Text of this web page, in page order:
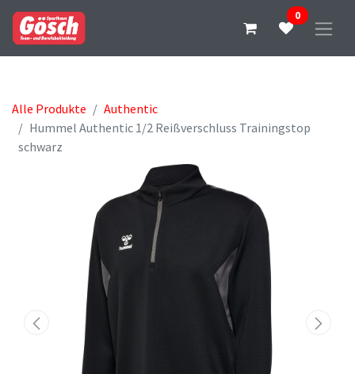
0
Alle Produkte
Authentic
Hummel Authentic 1/2 Reißverschluss Trainingstop
schwarz